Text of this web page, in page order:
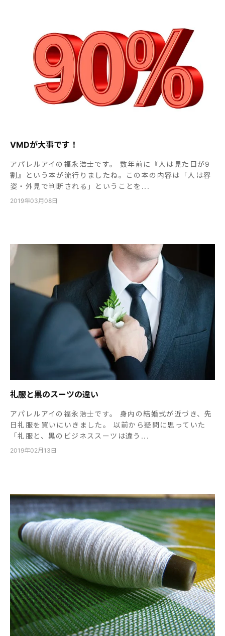
VMDが大事です！
アパレルアイの福永浩士です。 数年前に『人は見た目が9
割』という本が流行りましたね。この本の内容は「人は容
姿・外見で判断される」ということを...
2019年03月08日
礼服と黒のスーツの違い
アパレルアイの福永浩士です。 身内の結婚式が近づき、先
日礼服を買いにいきました。 以前から疑問に思っていた
「礼服と、黒のビジネススーツは違う...
2019年02月13日